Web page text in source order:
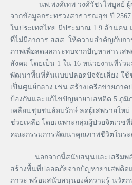
นพ.พงศ์เทพ วงศ์วัชรไพบูลย์ ผู้จัด
จากข้อมูลกระทรวงสาธารณสุข ปี
ในประเทศไทย มีประมาณ 1.9 ล้านคน
ที่ไม่มีอาการ สสส. ให้ความสำคัญกับก
ภาพเพื่อลดผลกระทบจากปัญหาสารเ
สังคม โดยเป็น 1 ใน 16 หน่วยงานที่ร่ว
พัฒนาพื้นที่ต้นแบบปลอดปัจจัยเสี่ยง ใ
เป็นศูนย์กลาง เช่น สร้างเครือข่ายภา
ป้องกันและแก้ไขปัญหายาเสพติด 5 ภูมิ
เคลื่อนชุมชนล้อมรักษ์ ลดผู้เสพรายใหม่
ช่วยเหลือ โดยเฉพาะกลุ่มผู้ป่วยจิตเวช
คณะกรรมการพัฒนาคุณภาพชีวิตในระ
นอกจากนี้สนับสนุนและเสริมพลัง
สร้างพื้นที่ปลอดภัยจากปัญหายาเสพติ
ภาวะ พร้อมสนับสนุนองค์ความรู้ นวัตก